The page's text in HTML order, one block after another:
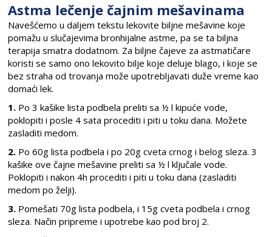
Astma lečenje čajnim mešavinama
Navešćemo u daljem tekstu lekovite biljne mešavine koje
pomažu u slučajevima bronhijalne astme, pa se ta biljna
terapija smatra dodatnom. Za biljne čajeve za astmatičare
koristi se samo ono lekovito bilje koje deluje blago, i koje se
bez straha od trovanja može upotrebljavati duže vreme kao
domaći lek.
1. Po 3 kašike lista podbela preliti sa ½ l kipuće vode,
poklopiti i posle 4 sata procediti i piti u toku dana. Možete
zasladiti medom.
2. Po 60g lista podbela i po 20g cveta crnog i belog sleza. 3
kašike ove čajne mešavine preliti sa ½ l ključale vode.
Poklopiti i nakon 4h procediti i piti u toku dana (zasladiti
medom po želji).
3. Pomešati 70g lista podbela, i 15g cveta podbela i crnog
sleza. Način pripreme i upotrebe kao pod broj 2.